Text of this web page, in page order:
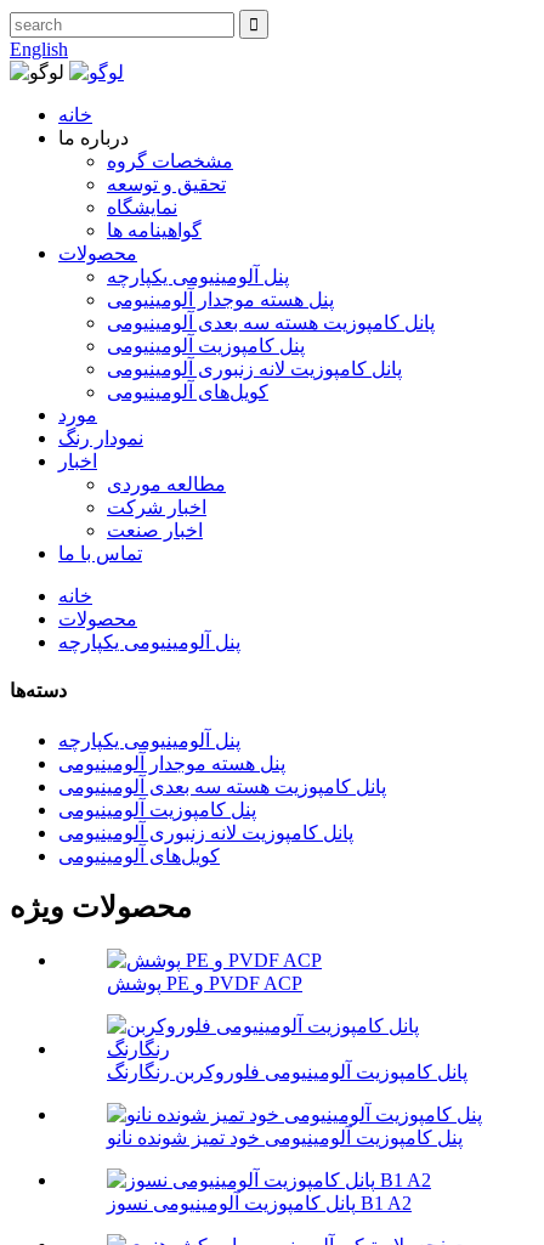
English
خانه
درباره ما
مشخصات گروه
تحقیق و توسعه
نمایشگاه
گواهینامه ها
محصولات
پنل آلومینیومی یکپارچه
پنل هسته موجدار آلومینیومی
پانل کامپوزیت هسته سه بعدی آلومینیومی
پنل کامپوزیت آلومینیومی
پانل کامپوزیت لانه زنبوری آلومینیومی
کویل‌های آلومینیومی
مورد
نمودار رنگ
اخبار
مطالعه موردی
اخبار شرکت
اخبار صنعت
تماس با ما
خانه
محصولات
پنل آلومینیومی یکپارچه
دسته‌ها
پنل آلومینیومی یکپارچه
پنل هسته موجدار آلومینیومی
پانل کامپوزیت هسته سه بعدی آلومینیومی
پنل کامپوزیت آلومینیومی
پانل کامپوزیت لانه زنبوری آلومینیومی
کویل‌های آلومینیومی
محصولات ویژه
پوشش PE و PVDF ACP
پانل کامپوزیت آلومینیومی فلوروکربن رنگارنگ
پنل کامپوزیت آلومینیومی خود تمیز شونده نانو
پانل کامپوزیت آلومینیومی نسوز B1 A2